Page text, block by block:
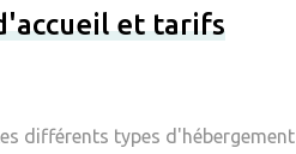
et tarifs
différents types